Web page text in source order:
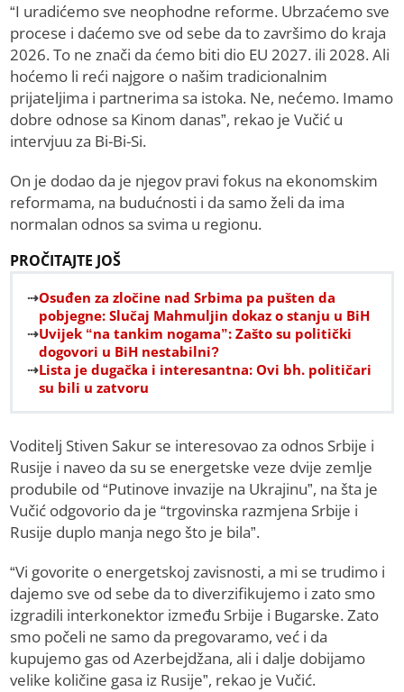
“I uradićemo sve neophodne reforme. Ubrzaćemo sve
procese i daćemo sve od sebe da to završimo do kraja
2026. To ne znači da ćemo biti dio ЕU 2027. ili 2028. Ali
hoćemo li reći najgore o našim tradicionalnim
prijateljima i partnerima sa istoka. Ne, nećemo. Imamo
dobre odnose sa Kinom danas”, rekao je Vučić u
intervjuu za Bi-Bi-Si.
On je dodao da je njegov pravi fokus na ekonomskim
reformama, na budućnosti i da samo želi da ima
normalan odnos sa svima u regionu.
PROČITAJTE JOŠ
Osuđen za zločine nad Srbima pa pušten da
pobjegne: Slučaj Mahmuljin dokaz o stanju u BiH
Uvijek “na tankim nogama”: Zašto su politički
dogovori u BiH nestabilni?
Lista je dugačka i interesantna: Ovi bh. političari
su bili u zatvoru
Voditelj Stiven Sakur se interesovao za odnos Srbije i
Rusije i naveo da su se energetske veze dvije zemlje
produbile od “Putinove invazije na Ukrajinu”, na šta je
Vučić odgovorio da je “trgovinska razmjena Srbije i
Rusije duplo manja nego što je bila”.
“Vi govorite o energetskoj zavisnosti, a mi se trudimo i
dajemo sve od sebe da to diverzifikujemo i zato smo
izgradili interkonektor između Srbije i Bugarske. Zato
smo počeli ne samo da pregovaramo, već i da
kupujemo gas od Azerbejdžana, ali i dalje dobijamo
velike količine gasa iz Rusije”, rekao je Vučić.